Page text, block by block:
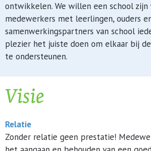
ontwikkelen. We willen een school zijn
medewerkers met leerlingen, ouders
samenwerkingspartners van school
plezier het juiste doen om elkaar bij
te ondersteunen.
Visie
Relatie
Zonder relatie geen prestatie!